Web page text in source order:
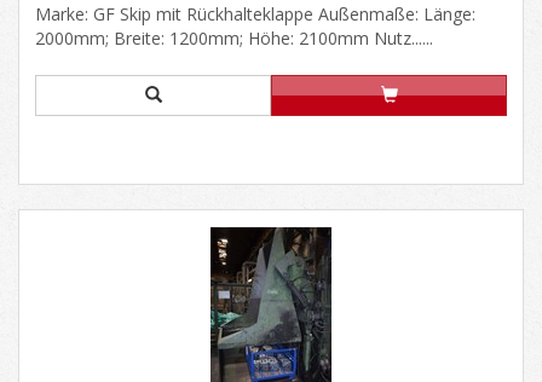
Marke: GF Skip mit Rückhalteklappe Außenmaße: Länge:
2000mm; Breite: 1200mm; Höhe: 2100mm Nutz......